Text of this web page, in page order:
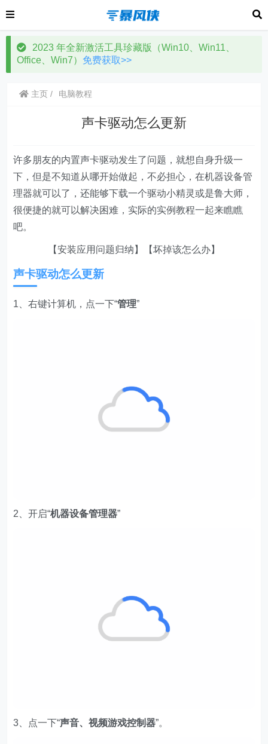
2023 年全新激活工具珍藏版（Win10、Win11、
Office、Win7） 免费获取>>
主页 电脑教程
声卡驱动怎么更新
许多朋友的内置声卡驱动发生了问题，就想自身升级一
下，但是不知道从哪开始做起，不必担心，在机器设备管
理器就可以了，还能够下载一个驱动小精灵或是鲁大师，
很便捷的就可以解决困难，实际的实例教程一起来瞧瞧
吧。
【安装应用问题归纳】【坏掉该怎么办】
声卡驱动怎么更新
1、右键计算机，点一下“管理”
2、开启“机器设备管理器”
3、点一下“声音、视频游戏控制器”。